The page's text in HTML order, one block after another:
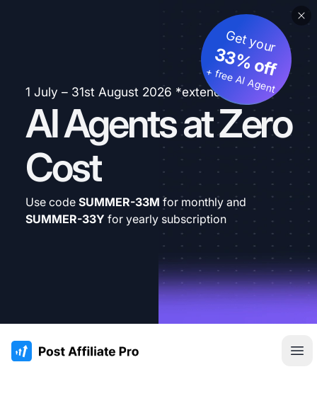
1 July – 31st August 2026 *extended
AI Agents at Zero
Cost
Get your
33% off
+ free AI Agent
Use code SUMMER-33M for monthly and
SUMMER-33Y for yearly subscription
:site.title